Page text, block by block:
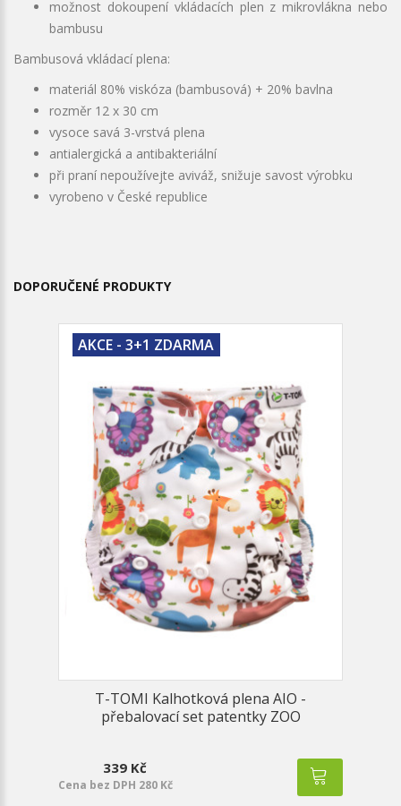
možnost dokoupení vkládacích plen z mikrovlákna nebo
bambusu
Bambusová vkládací plena:
materiál 80% viskóza (bambusová) + 20% bavlna
rozměr 12 x 30 cm
vysoce savá 3-vrstvá plena
antialergická a antibakteriální
při praní nepoužívejte aviváž, snižuje savost výrobku
vyrobeno v České republice
DOPORUČENÉ PRODUKTY
AKCE - 3+1 ZDARMA
T-TOMI Kalhotková plena AIO -
přebalovací set patentky ZOO
339 Kč
Cena bez DPH 280 Kč